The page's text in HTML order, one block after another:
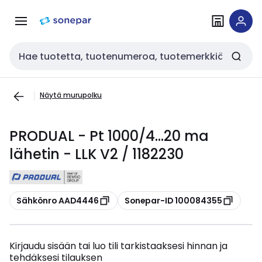
navigointiinsisältöön
Haku
Näytä murupolku
PRODUAL - Pt 1000/4...20 ma
lähetin - LLK V2 / 1182230
Kopioi
Sähkönro AAD4446 Kopioi
Sonepar-ID 100084355
Kirjaudu sisään tai luo tili tarkistaaksesi hinnan ja
tehdäksesi tilauksen